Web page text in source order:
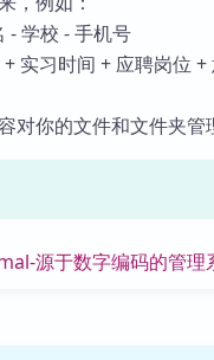
- 学校 - 手机号
实习时间 + 应聘岗位
对你的文件和文件夹管
源于数字编码的管理